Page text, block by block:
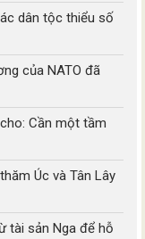
dân tộc thiểu số
của NATO đã
Cần một tầm
Úc và Tân Lây
tài sản Nga để hỗ